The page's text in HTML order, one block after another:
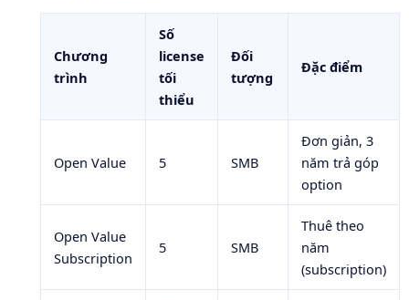
Chương
trình
Số
license
tối
thiểu
Đối
tượng
Đặc điểm
Open Value 5 SMB
Đơn giản, 3
năm trả góp
option
Open Value
Subscription
5 SMB
Thuê theo
năm
(subscription)